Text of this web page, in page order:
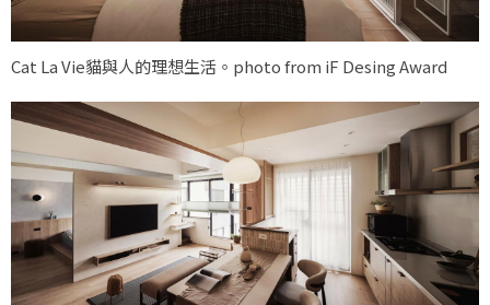
Cat La Vie貓與人的理想生活。photo from iF Desing Award